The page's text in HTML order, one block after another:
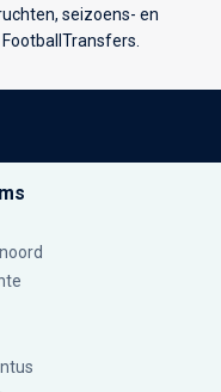
seizoens- en